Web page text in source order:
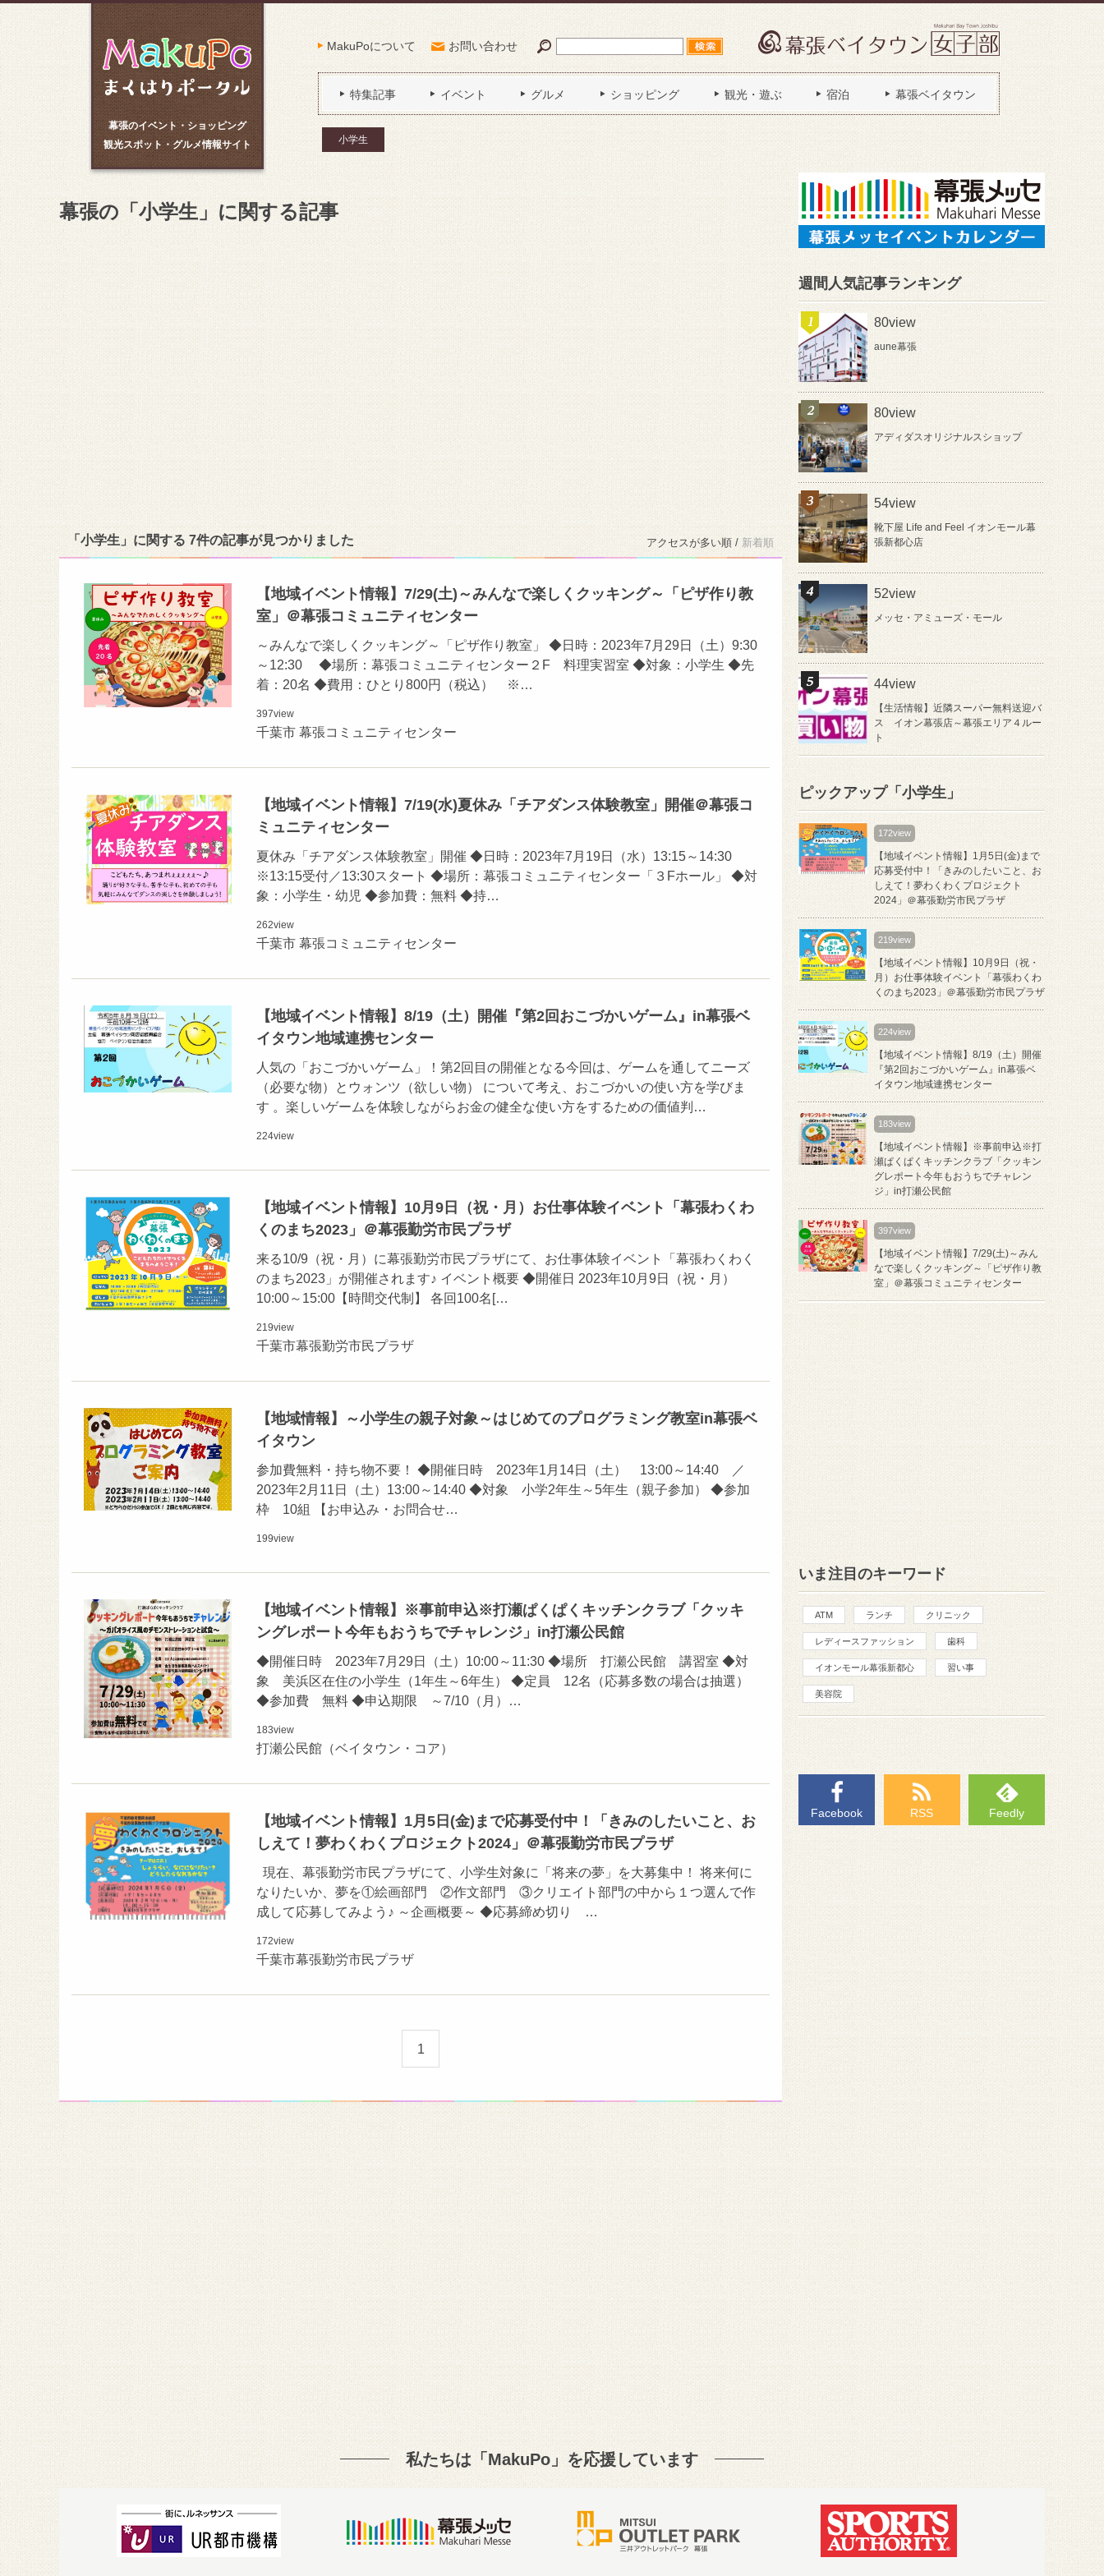
幕張のイベント・ショッピング
観光スポット・グルメ情報サイト
MakuPoについて お問い合わせ
特集記事 イベント グルメ ショッピング 観光・遊ぶ 宿泊 幕張ベイタウン
小学生
幕張の「小学生」に関する記事
「小学生」に関する 7件の記事が見つかりました アクセスが多い順 / 新着順
【地域イベント情報】7/29(土)～みんなで楽しくクッキング～「ピザ作り教
室」＠幕張コミュニティセンター
～みんなで楽しくクッキング～「ピザ作り教室」 ◆日時：2023年7月29日（土）9:30
～12:30 ◆場所：幕張コミュニティセンター２F 料理実習室 ◆対象：小学生 ◆先
着：20名 ◆費用：ひとり800円（税込） ※…
397view
千葉市 幕張コミュニティセンター
【地域イベント情報】7/19(水)夏休み「チアダンス体験教室」開催＠幕張コ
ミュニティセンター
夏休み「チアダンス体験教室」開催 ◆日時：2023年7月19日（水）13:15～14:30
※13:15受付／13:30スタート ◆場所：幕張コミュニティセンター「３Fホール」 ◆対
象：小学生・幼児 ◆参加費：無料 ◆持…
262view
千葉市 幕張コミュニティセンター
【地域イベント情報】8/19（土）開催『第2回おこづかいゲーム』in幕張ベ
イタウン地域連携センター
人気の「おこづかいゲーム」！第2回目の開催となる今回は、ゲームを通してニーズ
（必要な物）とウォンツ（欲しい物） について考え、おこづかいの使い方を学びま
す 。楽しいゲームを体験しながらお金の健全な使い方をするための価値判…
224view
【地域イベント情報】10月9日（祝・月）お仕事体験イベント「幕張わくわ
くのまち2023」＠幕張勤労市民プラザ
来る10/9（祝・月）に幕張勤労市民プラザにて、お仕事体験イベント「幕張わくわく
のまち2023」が開催されます♪ イベント概要 ◆開催日 2023年10月9日（祝・月）
10:00～15:00【時間交代制】 各回100名[…
219view
千葉市幕張勤労市民プラザ
【地域情報】～小学生の親子対象～はじめてのプログラミング教室in幕張ベ
イタウン
参加費無料・持ち物不要！ ◆開催日時 2023年1月14日（土） 13:00～14:40 ／
2023年2月11日（土）13:00～14:40 ◆対象 小学2年生～5年生（親子参加） ◆参加
枠 10組 【お申込み・お問合せ…
199view
【地域イベント情報】※事前申込※打瀬ぱくぱくキッチンクラブ「クッキ
ングレポート今年もおうちでチャレンジ」in打瀬公民館
◆開催日時 2023年7月29日（土）10:00～11:30 ◆場所 打瀬公民館 講習室 ◆対
象 美浜区在住の小学生（1年生～6年生） ◆定員 12名（応募多数の場合は抽選）
◆参加費 無料 ◆申込期限 ～7/10（月）…
183view
打瀬公民館（ベイタウン・コア）
【地域イベント情報】1月5日(金)まで応募受付中！「きみのしたいこと、お
しえて！夢わくわくプロジェクト2024」＠幕張勤労市民プラザ
現在、幕張勤労市民プラザにて、小学生対象に「将来の夢」を大募集中！ 将来何に
なりたいか、夢を①絵画部門 ②作文部門 ③クリエイト部門の中から１つ選んで作
成して応募してみよう♪ ～企画概要～ ◆応募締め切り …
172view
千葉市幕張勤労市民プラザ
1
週間人気記事ランキング
80view
aune幕張
80view
アディダスオリジナルスショップ
54view
靴下屋 Life and Feel イオンモール幕
張新都心店
52view
メッセ・アミューズ・モール
44view
【生活情報】近隣スーパー無料送迎バ
ス イオン幕張店～幕張エリア４ルー
ト
ピックアップ「小学生」
172view
【地域イベント情報】1月5日(金)まで
応募受付中！「きみのしたいこと、お
しえて！夢わくわくプロジェクト
2024」＠幕張勤労市民プラザ
219view
【地域イベント情報】10月9日（祝・
月）お仕事体験イベント「幕張わくわ
くのまち2023」＠幕張勤労市民プラザ
224view
【地域イベント情報】8/19（土）開催
『第2回おこづかいゲーム』in幕張ベ
イタウン地域連携センター
183view
【地域イベント情報】※事前申込※打
瀬ぱくぱくキッチンクラブ「クッキン
グレポート今年もおうちでチャレン
ジ」in打瀬公民館
397view
【地域イベント情報】7/29(土)～みん
なで楽しくクッキング～「ピザ作り教
室」＠幕張コミュニティセンター
いま注目のキーワード
ATM ランチ クリニック
レディースファッション 歯科
イオンモール幕張新都心 習い事
美容院
Facebook RSS Feedly
私たちは「MakuPo」を応援しています